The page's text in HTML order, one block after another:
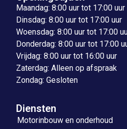
Maandag: 8:00 uur tot 17:00 uur
Dinsdag: 8:00 uur tot 17:00 uur
Woensdag: 8:00 uur tot 17:00
Donderdag: 8:00 uur tot 17:00
Vrijdag: 8:00 uur tot 16:00 uur
Zaterdag: Alleen op afspraak
Zondag: Gesloten
Diensten
Motorinbouw en onderhoud